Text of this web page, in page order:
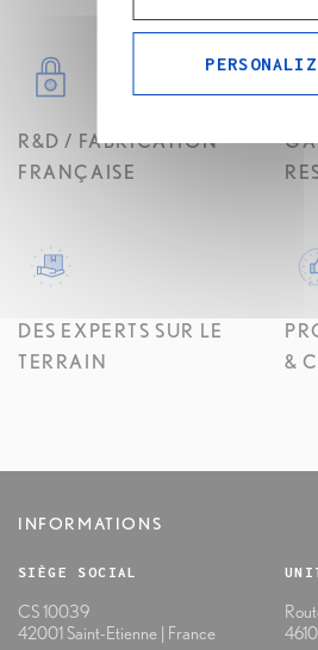
R&D / FABRICATION
FRANÇAISE
DES EXPERTS SUR LE
TERRAIN
&
INFORMATIONS
SIÈGE SOCIAL
CS 10039
42001 Saint-Etienne | France